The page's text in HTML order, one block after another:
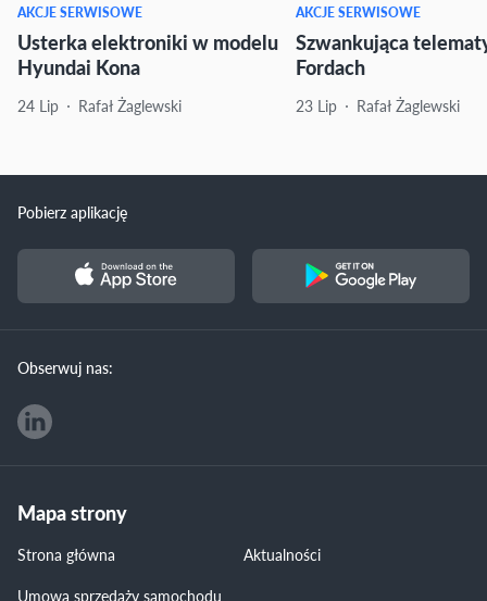
AKCJE SERWISOWE
Usterka elektroniki w modelu
Hyundai Kona
24 Lip Rafał Żaglewski
AKCJE SERWISOWE
Szwankująca
Fordach
23 Lip Rafał Żaglewski
Pobierz aplikację
Obserwuj nas:
Mapa strony
Strona główna
Aktualności
Umowa sprzedaży samochodu